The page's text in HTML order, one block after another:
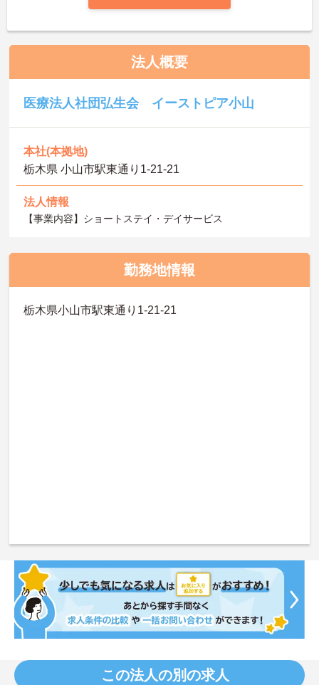
法人概要
医療法人社団弘生会 イーストピア小山
本社(本拠地)
栃木県 小山市駅東通り1-21-21
法人情報
【事業内容】ショートステイ・デイサービス
勤務地情報
栃木県小山市駅東通り1-21-21
この法人の別の求人